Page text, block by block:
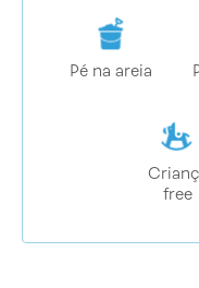
Pé na areia
free